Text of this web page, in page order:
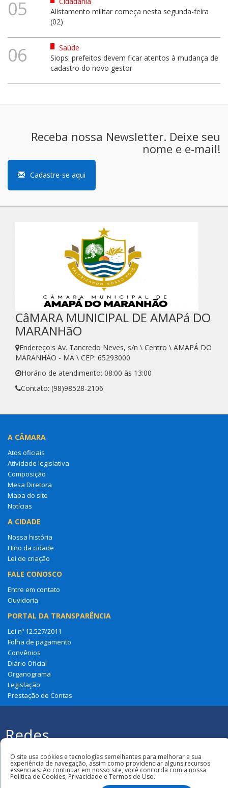
05
Alistamento militar começa nesta segunda-feira
(02)
06
Saúde
Siops: prefeitos devem ficar atentos à mudança de
cadastro do novo gestor
Receba nossa Newsletter. Deixe seu
nome e e-mail!
Cadastre-se aqui
CâMARA MUNICIPAL DE AMAPá DO
MARANHãO
Endereço:s Av. Tancredo Neves, s/n \ Centro \ AMAPÁ DO
MARANHÃO - MA \ CEP: 65293000
Horário de atendimento: 08:00 às 13:00
Contato: (98)98528-2106
A CÂMARA
Atos oficiais
Atividade legislativa
Composição
Mesa Diretora
Mapa do site
Notícias
A CIDADE
Nossa história
Hino da cidade
Lei de criação
FALE CONOSCO
Entre em contato
Ouvidoria
PORTAL DA TRANSPARÊNCIA
Lei nº 12.527/2011
Folha de pagamento
Convênios
Diário Oficial
Organograma
Legislação
Prestação de Contas
Redes
Sociais
Municipal de Amapá Do Maranhão
O site usa cookies e tecnologias semelhantes para melhorar a sua
experiência de navegação, assim como providenciar alguns recursos
essenciais. Ao continuar em nosso site, você concorda com a nossa
Política de Cookies, Privacidade e Termos de Uso.